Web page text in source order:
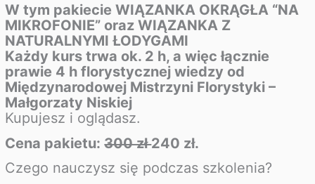
W tym pakiecie WIĄZANKA OKRĄGŁA “NA
MIKROFONIE” oraz WIĄZANKA Z
NATURALNYMI ŁODYGAMI
Każdy kurs trwa ok. 2 h, a więc łącznie
prawie 4 h florystycznej wiedzy od
Międzynarodowej Mistrzyni Florystyki –
Małgorzaty Niskiej
Kupujesz i oglądasz.
Cena pakietu:300 zł240 zł.
Czego nauczysz się podczas szkolenia?